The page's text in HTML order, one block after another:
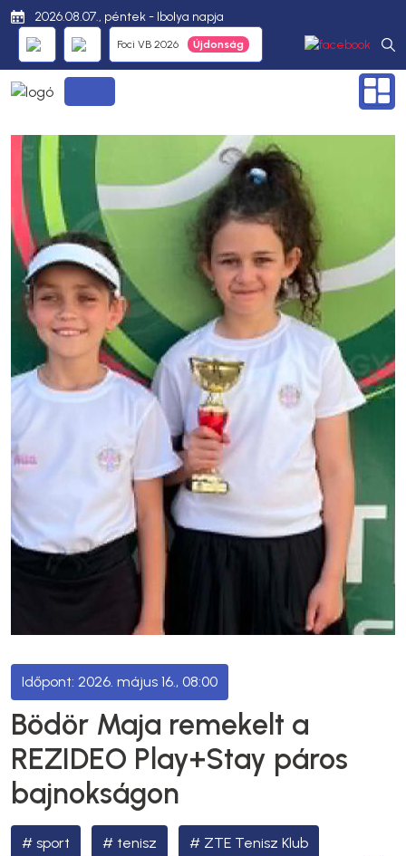
2026.08.07., péntek - Ibolya napja
Foci VB 2026
2026. május 16., 08:00
Bödör Maja remekelt a
REZIDEO Play+Stay páros
bajnokságon
sport tenisz ZTE Tenisz Klub